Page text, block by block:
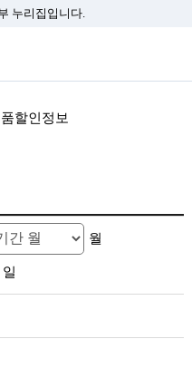
누리집입니다.
할인정보
월
일